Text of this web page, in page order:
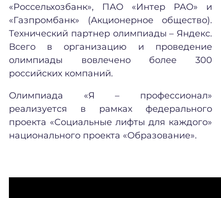
«Россельхозбанк», ПАО «Интер РАО» и
«Газпромбанк» (Акционерное общество).
Технический партнер олимпиады – Яндекс.
Всего в организацию и проведение
олимпиады вовлечено более 300
российских компаний.
Олимпиада «Я – профессионал»
реализуется в рамках федерального
проекта «Социальные лифты для каждого»
национального проекта «Образование».